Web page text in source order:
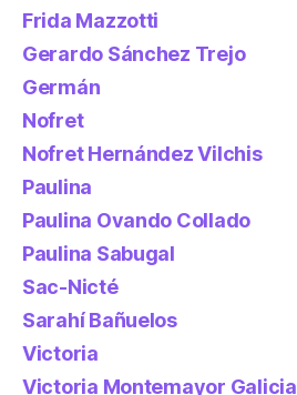
Frida Mazzotti
Gerardo Sánchez Trejo
Germán
Nofret
Nofret Hernández Vilchis
Paulina
Paulina Ovando Collado
Paulina Sabugal
Sac-Nicté
Sarahí Bañuelos
Victoria
Victoria Montemayor Galicia